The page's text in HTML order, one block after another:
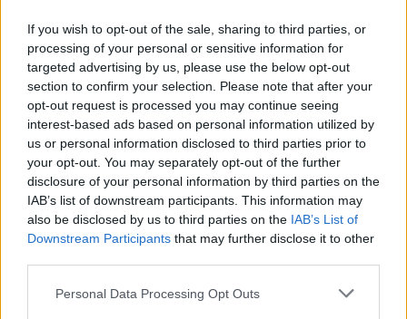
If you wish to opt-out of the sale, sharing to third parties, or
processing of your personal or sensitive information for
targeted advertising by us, please use the below opt-out
section to confirm your selection. Please note that after your
opt-out request is processed you may continue seeing
interest-based ads based on personal information utilized by
us or personal information disclosed to third parties prior to
your opt-out. You may separately opt-out of the further
disclosure of your personal information by third parties on the
IAB’s list of downstream participants. This information may
also be disclosed by us to third parties on the IAB’s List of
Downstream Participants that may further disclose it to other
Please note that this website/app uses one or more Google
Personal Data Processing Opt Outs
Hirdetés